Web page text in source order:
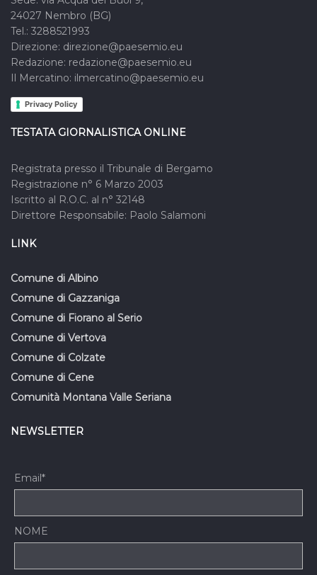
24027 Nembro (BG)
Tel.: 3288521993
Direzione: direzione@paesemio.eu
Redazione: redazione@paesemio.eu
Il Mercatino: ilmercatino@paesemio.eu
Privacy Policy
TESTATA GIORNALISTICA ONLINE
Registrata presso il Tribunale di Bergamo
Registrazione n° 6 Marzo 2003
Iscritto al R.O.C. al n° 32148
Direttore Responsabile: Paolo Salamoni
LINK
Comune di Albino
Comune di Gazzaniga
Comune di Fiorano al Serio
Comune di Vertova
Comune di Colzate
Comune di Cene
Comunità Montana Valle Seriana
NEWSLETTER
Email*
NOME